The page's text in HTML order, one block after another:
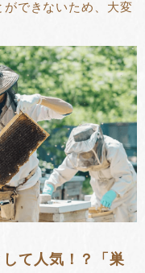
ができないため、大変
て人気！？「巣